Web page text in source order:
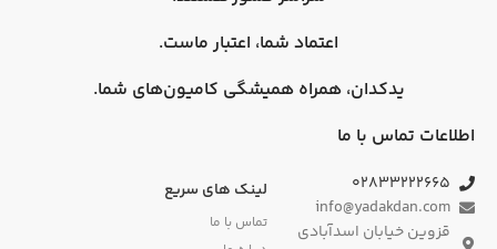
اعتماد شما، اعتبار ماست.
یدکدان، همراه همیشگی کامیون‌های شما.
اطلاعات تماس با ما
۰۲۸۳۳۲۲۲۶۶۵
info@yadakdan.com
قزوین خیابان اسدآبادی
لینک های سریع
تماس با ما